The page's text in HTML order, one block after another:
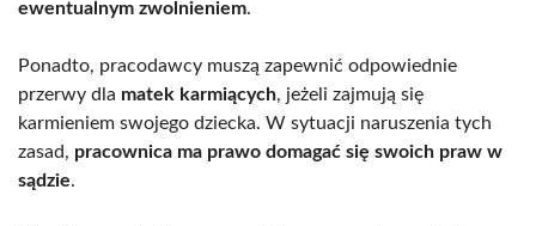
ewentualnym zwolnieniem.
Ponadto, pracodawcy muszą zapewnić odpowiednie
przerwy dla matek karmiących, jeżeli zajmują się
karmieniem swojego dziecka. W sytuacji naruszenia tych
zasad, pracownica ma prawo domagać się swoich praw w
sądzie.